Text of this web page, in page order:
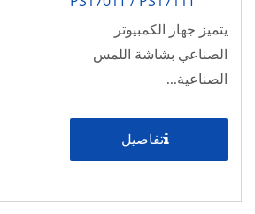
يتميز جهاز الكمبيوتر
الصناعي بشاشة اللمس
الصناعية...
تفاصيل